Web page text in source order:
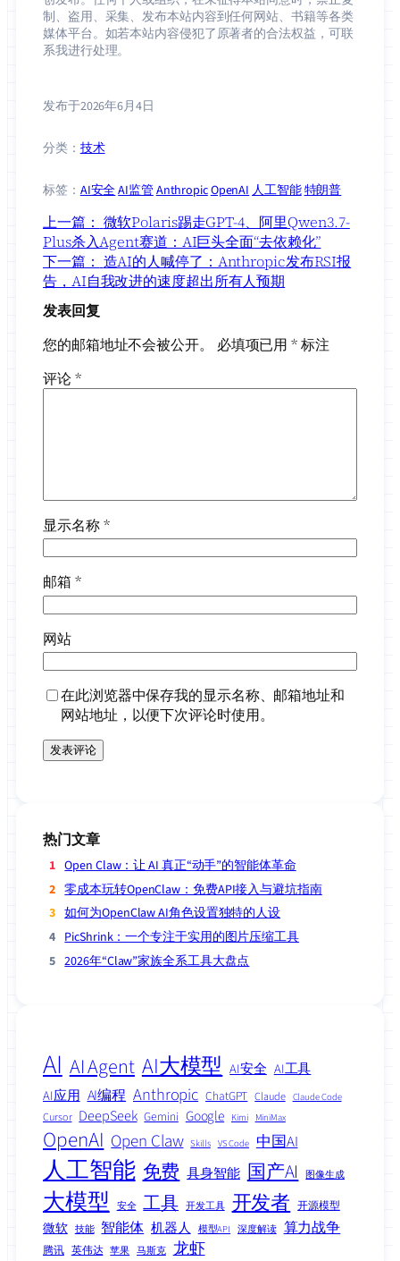
制、盗用、采集、发布本站内容到任何网站、书籍等各类
媒体平台。如若本站内容侵犯了原著者的合法权益，可联
系我进行处理。
发布于2026年6月4日
分类： 技术
标签： AI安全AI监管 AnthropicOpenAI 人工智能特朗普
上一篇： 微软Polaris踢走GPT-4、阿里Qwen3.7-
Plus杀入Agent赛道：AI巨头全面“去依赖化”
下一篇： 造AI的人喊停了：Anthropic发布RSI报
告，AI自我改进的速度超出所有人预期
发表回复
您的邮箱地址不会被公开。
必填项已用*标注
评论*
显示名称*
邮箱 *
网站
在此浏览器中保存我的显示名称、邮箱地址和
网站地址，以便下次评论时使用。
热门文章
Open Claw：让 AI 真正“动手”的智能体革命
零成本玩转OpenClaw：免费API接入与避坑指南
如何为OpenClaw AI角色设置独特的人设
PicShrink：一个专注于实用的图片压缩工具
2026年“Claw”家族全系工具大盘点
AI AI Agent AI大模型 AI安全 AI工具
AI应用 AI编程 Anthropic ChatGPT Claude Claude Code
Cursor DeepSeek Gemini Google Kimi MiniMax
OpenAI Open Claw Skills VS Code 中国AI
人工智能 免费 具身智能 国产AI 图像生成
大模型 安全 工具 开发工具 开发者 开源模型
微软 技能 智能体 机器人 模型API 深度解读 算力战争
腾讯 英伟达 苹果 马斯克 龙虾